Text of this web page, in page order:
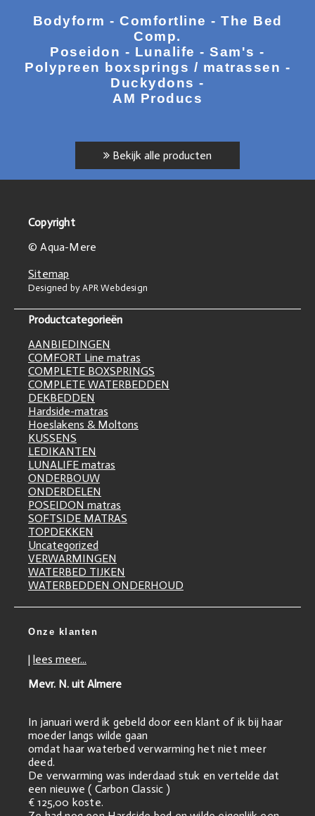
Bodyform - Comfortline - The Bed
Comp.
Poseidon - Lunalife - Sam's -
Polypreen boxsprings / matrassen -
Duckydons -
AM Producs
Bekijk alle producten
Copyright
© Aqua-Mere
Sitemap
Designed by APR Webdesign
Productcategorieën
AANBIEDINGEN
COMFORT Line matras
COMPLETE BOXSPRINGS
COMPLETE WATERBEDDEN
DEKBEDDEN
Hardside-matras
Hoeslakens & Moltons
KUSSENS
LEDIKANTEN
LUNALIFE matras
ONDERBOUW
ONDERDELEN
POSEIDON matras
SOFTSIDE MATRAS
TOPDEKKEN
Uncategorized
VERWARMINGEN
WATERBED TIJKEN
WATERBEDDEN ONDERHOUD
Onze klanten
| lees meer...
Mevr. N. uit Almere
In januari werd ik gebeld door een klant of ik bij haar
moeder langs wilde gaan
omdat haar waterbed verwarming het niet meer
deed.
De verwarming was inderdaad stuk en vertelde dat
een nieuwe ( Carbon Classic )
€ 125,00 koste.